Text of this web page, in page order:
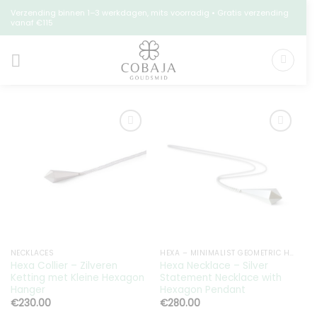
SkipVerzending binnen 1–3 werkdagen, mits voorradig • Gratis verzending
vanaf €115
Toevoegen
NECKLACES
Hexa Collier – Zilveren
Ketting met Kleine Hexagon
Hanger
€230.00
verlanglijst
Hexa Necklace – Silver
Statement Necklace with
Hexagon Pendant
€280.00